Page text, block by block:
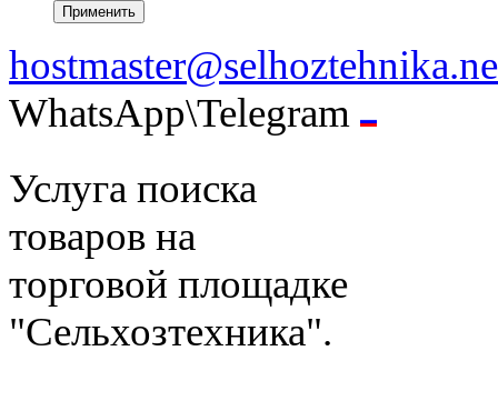
WhatsApp\Telegram
Услуга поиска
товаров на
торговой площадке
"Сельхозтехника".